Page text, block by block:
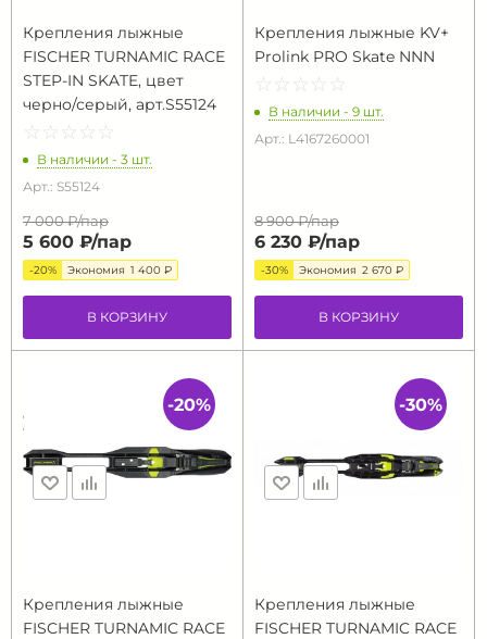
Крепления лыжные
FISCHER TURNAMIC RACE
STEP-IN SKATE, цвет
черно/серый, арт.S55124
☆ ☆ ☆ ☆ ☆
★ ★ ★ ★ ★
В наличии - 3 шт.
Арт.: S55124
7 000 ₽/пар
5 600 ₽/пар
-20% Экономия 1 400 ₽
В КОРЗИНУ
Крепления лыжные KV+
Prolink PRO Skate NNN
☆ ☆ ☆ ☆ ☆
★ ★ ★ ★ ★
В наличии - 9 шт.
Арт.: L4167260001
8 900 ₽/пар
6 230 ₽/пар
-30% Экономия 2 670 ₽
В КОРЗИНУ
Крепления лыжные
FISCHER TURNAMIC RACE
-20%
Крепления лыжные
FISCHER TURNAMIC RACE
-30%